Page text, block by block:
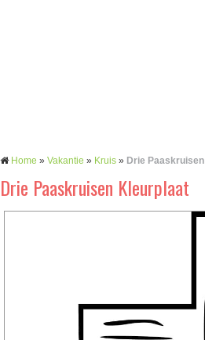
Home » Vakantie » Kruis » Drie Paaskruisen
Drie Paaskruisen Kleurplaat